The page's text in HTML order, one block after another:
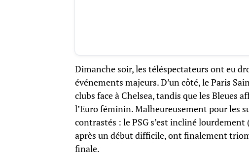
Dimanche soir, les téléspectateurs ont eu
événements majeurs. D’un côté, le Paris
clubs face à Chelsea, tandis que les Bleues
l’Euro féminin. Malheureusement pour les
contrastés : le PSG s’est incliné
après un début difficile, ont finalement
finale.